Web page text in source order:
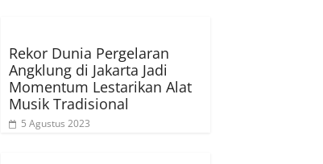
Rekor Dunia Pergelaran
Angklung di Jakarta Jadi
Momentum Lestarikan Alat
Musik Tradisional
5 Agustus 2023